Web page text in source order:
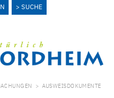
SUCHE
> AUSWEISDOKUMENTE